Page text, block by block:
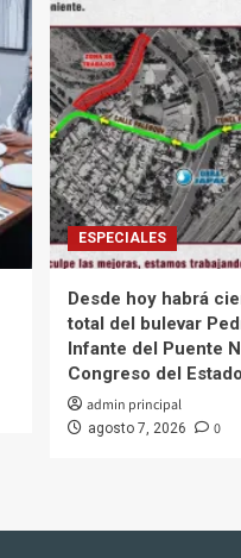
ESPECIALES
Desde hoy habrá
total del bulevar
Infante del Puente
Congreso del Estado
admin principal
agosto 7, 2026 0